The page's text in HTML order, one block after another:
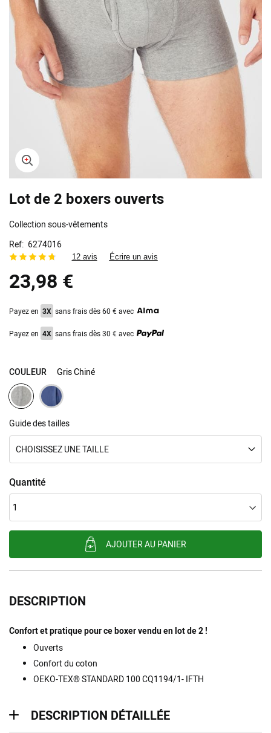
to
the
beginning
the
images
Lot de 2 boxers ouverts
Collection sous-vêtements
Ref 6274016
12 avis Écrire un avis
23,98 €
Payez en 3X sans frais dès 60 € avec
Payez en 4X sans frais dès 30 € avec
COULEUR Gris Chiné
Guide des tailles
CHOISISSEZ UNE TAILLE
Quantité
AJOUTER AU PANIER
DESCRIPTION
Confort et pratique pour ce boxer vendu en lot de 2 !
Ouverts
Confort du coton
OEKO-TEX® STANDARD 100 CQ1194/1- IFTH
DESCRIPTION DÉTAILLÉE